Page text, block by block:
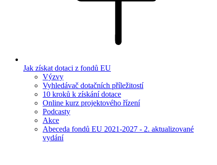
Jak získat dotaci z fondů EU
Výzvy
Vyhledávač dotačních příležitostí
10 kroků k získání dotace
Online kurz projektového řízení
Podcasty
Akce
Abeceda fondů EU 2021-2027 - 2. aktualizované
vydání